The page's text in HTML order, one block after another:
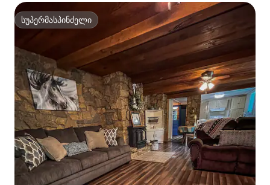
სუპერმასპინძელი
სუპერმასპინძელი